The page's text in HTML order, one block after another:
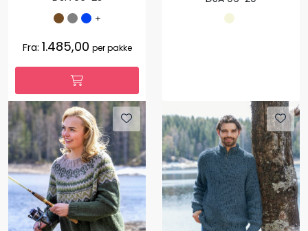
+
Fra: 1.485,00 per pakke